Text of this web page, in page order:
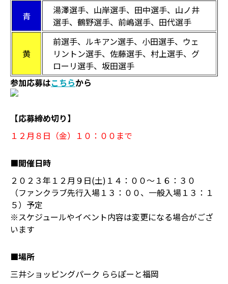
青
湯澤選手、山岸選手、田中選手、山ノ井
選手、鶴野選手、前嶋選手、田代選手
黄
前選手、ルキアン選手、小田選手、ウェ
リントン選手、佐藤選手、村上選手、グ
ローリ選手、坂田選手
参加応募はこちらから
【応募締め切り】
１２月８日（金）１０：００まで
■開催日時
２０２３年１２月９日(土)１４：００～１６：３０
（ファンクラブ先行入場１３：００、一般入場１３：１
５）予定
※スケジュールやイベント内容は変更になる場合がござ
います
■場所
三井ショッピングパーク ららぽーと福岡